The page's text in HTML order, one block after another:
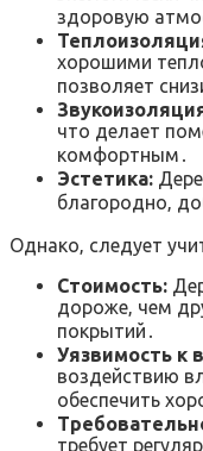
здоровую
хорошими
позволяет
что делает
комфортным․
Эстетика:
благородно‚
Однако‚ следует
Стоимость:
дороже‚ чем
покрытий․
Уязвимость к
воздействию
обеспечить
требует